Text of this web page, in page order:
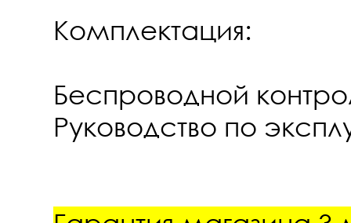
Комплектация:
Беспроводной
Руководство по